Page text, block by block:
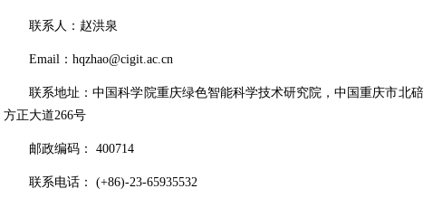
联系人：赵洪泉
Email ： hqzhao@cigit.ac.cn
联系地址：中国科学院重庆绿色智能科学技术研究院，中国重庆市北
方正大道266号
邮政编码： 400714
联系电话： (+86)-23-65935532